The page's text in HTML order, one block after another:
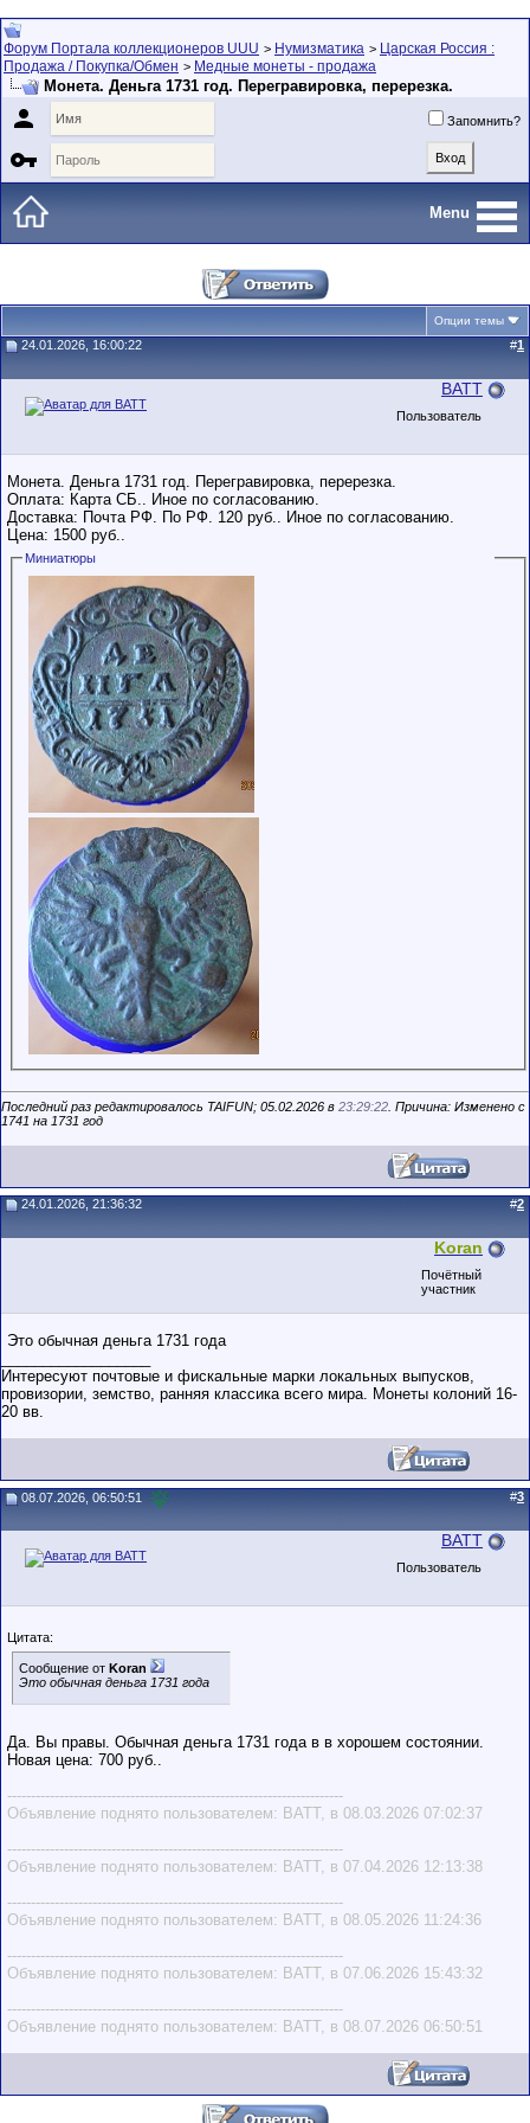
Форум Портала коллекционеров UUU > Нумизматика > Царская Россия :
Продажа / Покупка/Обмен > Медные монеты - продажа
Монета. Деньга 1731 год. Перегравировка, перерезка.
 Запомнить?

Menu
Опции темы
24.01.2026, 16:00:22 #1
BATT
Пользователь
Монета. Деньга 1731 год. Перегравировка, перерезка.
Оплата: Карта СБ.. Иное по согласованию.
Доставка: Почта РФ. По РФ. 120 руб.. Иное по согласованию.
Цена: 1500 руб..
Миниатюры
Последний раз редактировалось TAIFUN; 05.02.2026 в 23:29:22 . Причина: Изменено с
1741 на 1731 год
24.01.2026, 21:36:32 #2
Koran
Почётный
участник
Это обычная деньга 1731 года
Интересуют почтовые и фискальные марки локальных выпусков,
провизории, земство, ранняя классика всего мира. Монеты колоний 16-
20 вв.
08.07.2026, 06:50:51 #3
BATT
Пользователь
Цитата:
Сообщение от Koran
Это обычная деньга 1731 года
Да. Вы правы. Обычная деньга 1731 года в в хорошем состоянии.
Новая цена: 700 руб..
-----------------------------------------------------------------------
Объявление поднято пользователем: BATT, в 08.03.2026 07:02:37
-----------------------------------------------------------------------
Объявление поднято пользователем: BATT, в 07.04.2026 12:13:38
-----------------------------------------------------------------------
Объявление поднято пользователем: BATT, в 08.05.2026 11:24:36
-----------------------------------------------------------------------
Объявление поднято пользователем: BATT, в 07.06.2026 15:43:32
-----------------------------------------------------------------------
Объявление поднято пользователем: BATT, в 08.07.2026 06:50:51